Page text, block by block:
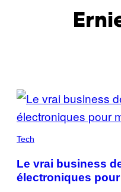
POSTS
BY
THIS
AUTHOR
Tech
Le vrai business
électroniques